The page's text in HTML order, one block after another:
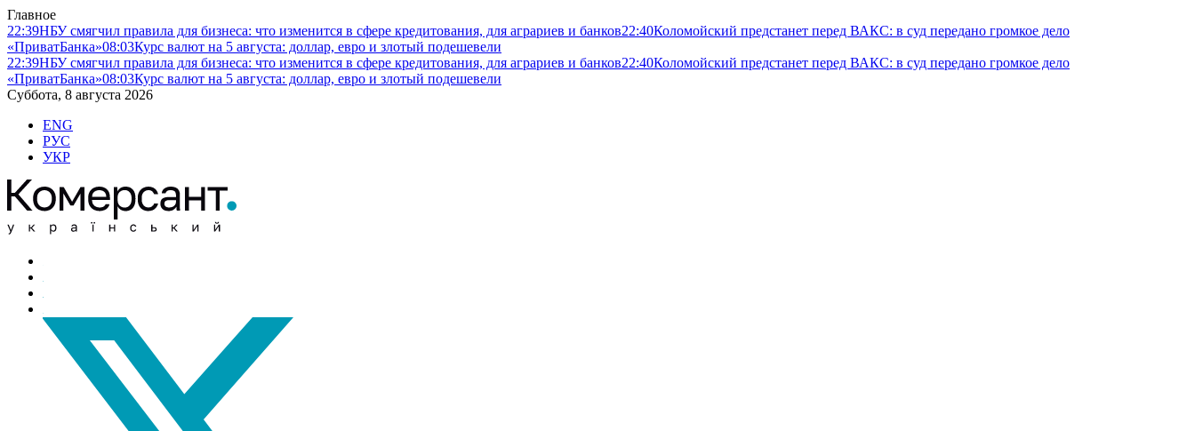
Главное
22:39НБУ смягчил правила для бизнеса: что изменится в сфере кредитования, для аграриев и банков22:40Коломойский предстанет перед ВАКС: в суд передано громкое дело
«ПриватБанка»08:03Курс валют на 5 августа: доллар, евро и злотый подешевели
22:39НБУ смягчил правила для бизнеса: что изменится в сфере кредитования, для аграриев и банков22:40Коломойский предстанет перед ВАКС: в суд передано громкое дело
«ПриватБанка»08:03Курс валют на 5 августа: доллар, евро и злотый подешевели
Суббота, 8 августа 2026
ENG
РУС
УКР